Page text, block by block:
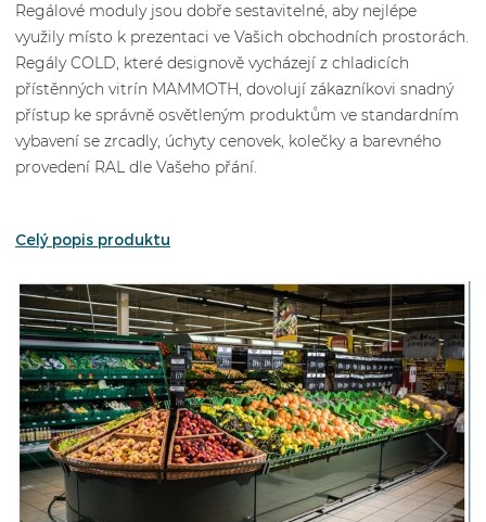
Regálové moduly jsou dobře sestavitelné, aby nejlépe
využily místo k prezentaci ve Vašich obchodních prostorách.
Regály COLD, které designově vycházejí z chladicích
přístěnných vitrín MAMMOTH, dovolují zákazníkovi snadný
přístup ke správně osvětleným produktům ve standardním
vybavení se zrcadly, úchyty cenovek, kolečky a barevného
provedení RAL dle Vašeho přání.
Celý popis produktu